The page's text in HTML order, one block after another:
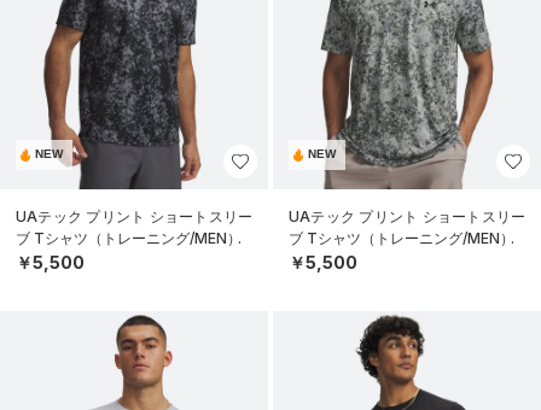
NEW
UAテック プリント ショートスリー
ブ Tシャツ（トレーニング/MEN）
￥5,500
NEW
UAテック プリント ショートスリー
ブ Tシャツ（トレーニング/MEN）
￥5,500